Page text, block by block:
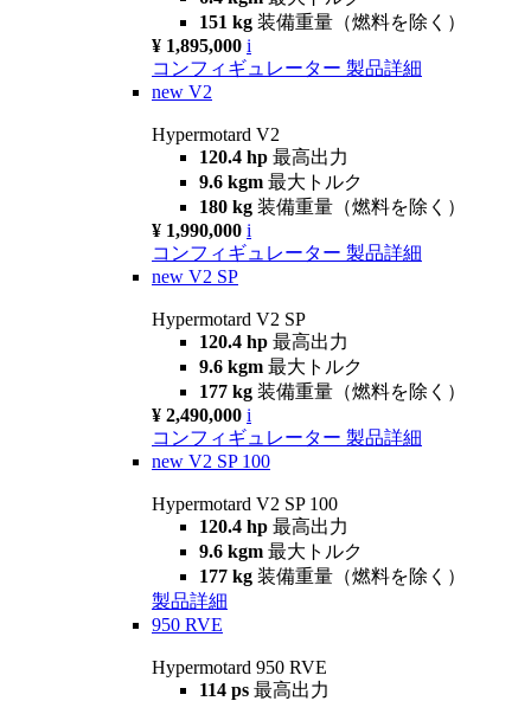
151 kg 装備重量（燃料を除く）
¥ 1,895,000 i
コンフィギュレーター 製品詳細
new V2
Hypermotard V2
120.4 hp 最高出力
9.6 kgm 最大トルク
180 kg 装備重量（燃料を除く）
¥ 1,990,000 i
コンフィギュレーター 製品詳細
new V2 SP
Hypermotard V2 SP
120.4 hp 最高出力
9.6 kgm 最大トルク
177 kg 装備重量（燃料を除く）
¥ 2,490,000 i
コンフィギュレーター 製品詳細
new V2 SP 100
Hypermotard V2 SP 100
120.4 hp 最高出力
9.6 kgm 最大トルク
177 kg 装備重量（燃料を除く）
製品詳細
950 RVE
Hypermotard 950 RVE
114 ps 最高出力